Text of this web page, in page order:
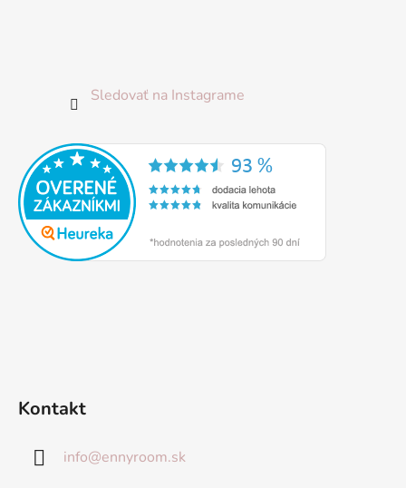
Sledovať na Instagrame
Kontakt
info@ennyroom.sk